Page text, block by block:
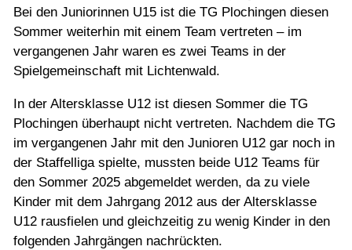
Bei den Juniorinnen U15 ist die TG Plochingen diesen
Sommer weiterhin mit einem Team vertreten – im
vergangenen Jahr waren es zwei Teams in der
Spielgemeinschaft mit Lichtenwald.
In der Altersklasse U12 ist diesen Sommer die TG
Plochingen überhaupt nicht vertreten. Nachdem die TG
im vergangenen Jahr mit den Junioren U12 gar noch in
der Staffelliga spielte, mussten beide U12 Teams für
den Sommer 2025 abgemeldet werden, da zu viele
Kinder mit dem Jahrgang 2012 aus der Altersklasse
U12 rausfielen und gleichzeitig zu wenig Kinder in den
folgenden Jahrgängen nachrückten.